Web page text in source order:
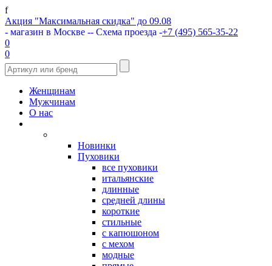
f
Акция "Максимальная скидка" до 09.08
- магазин в Москве -- Схема проезда -+7 (495) 565-35-22
0
0
Женщинам
Мужчинам
О нас
Новинки
Пуховики
все пуховики
итальянские
длинные
средней длины
короткие
стильные
с капюшоном
с мехом
модные